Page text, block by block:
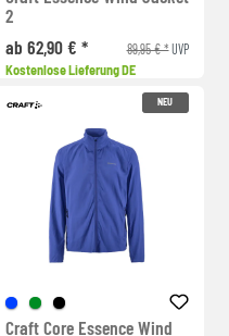
2
ab 62,90 € *
89,95 € *UVP
Kostenlose Lieferung DE
NEU
Craft Core Essence Wind